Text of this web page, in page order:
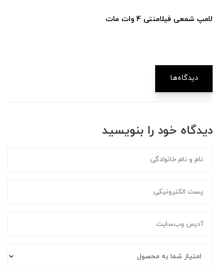
لامپ شمعی فیلامنتی 4 وات مات
دیدگاه‌ها
دیدگاه خود را بنویسید